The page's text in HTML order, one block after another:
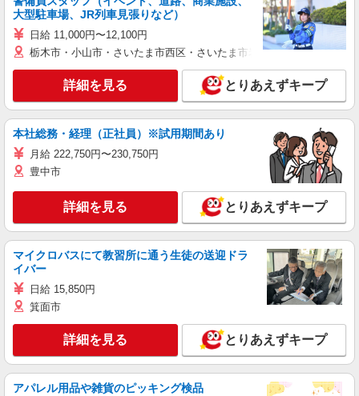
大型駐車場、JR列車見張りなど）
日給 11,000円〜12,100円
栃木市・小山市・さいたま市西区・さいたま市岩槻区・久喜市・蓮田
詳細を見る とりあえずキープ
本社総務・経理（正社員）※試用期間あり
月給 222,750円〜230,750円
豊中市
詳細を見る とりあえずキープ
マイクロバスにて教習所に通う生徒の送迎ドラ
イバー
日給 15,850円
箕面市
詳細を見る とりあえずキープ
アパレル用品や雑貨のピッキング検品